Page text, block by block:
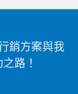
銷方案與我
路！